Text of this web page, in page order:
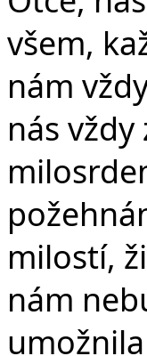
všem,
nám
nás
milostí,
nám